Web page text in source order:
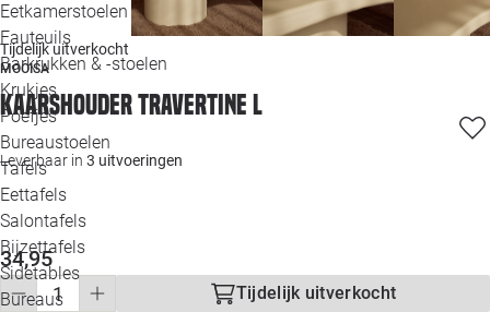
Eetkamerstoelen
Fauteuils
Barkrukken & -stoelen
Krukjes
Poefjes
Bureaustoelen
Tafels
Eettafels
Salontafels
Bijzettafels
Sidetables
Bureaus
Tijdelijk uitverkocht
MOOISA
Kaarshouder Travertine L
Leverbaar in 3 uitvoeringen
34,95
Tijdelijk uitverkocht